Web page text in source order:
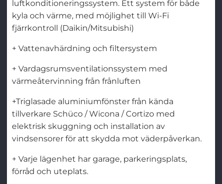
luftkonditioneringssystem. Ett system för både
kyla och värme, med möjlighet till Wi-Fi
fjärrkontroll (Daikin/Mitsubishi)
+ Vattenavhärdning och filtersystem
+ Vardagsrumsventilationssystem med
värmeåtervinning från frånluften
+Triglasade aluminiumfönster från kända
tillverkare Schüco / Wicona / Cortizo med
elektrisk skuggning och installation av
vindsensorer för att skydda mot väderpåverkan.
+ Varje lägenhet har garage, parkeringsplats,
förråd och uteplats.